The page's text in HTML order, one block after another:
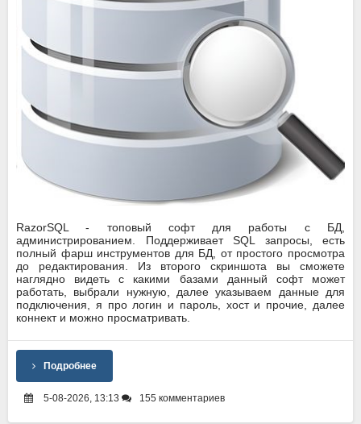
RazorSQL - топовый софт для работы с БД,
администрированием. Поддерживает SQL запросы, есть
полный фарш инструментов для БД, от простого просмотра
до редактирования. Из второго скриншота вы сможете
наглядно видеть с какими базами данный софт может
работать, выбрали нужную, далее указываем данные для
подключения, я про логин и пароль, хост и прочие, далее
коннект и можно просматривать.
Подробнее
5-08-2026, 13:13 155 комментариев